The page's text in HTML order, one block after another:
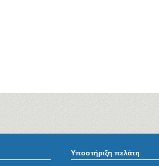
Υποστήριξη πελάτη